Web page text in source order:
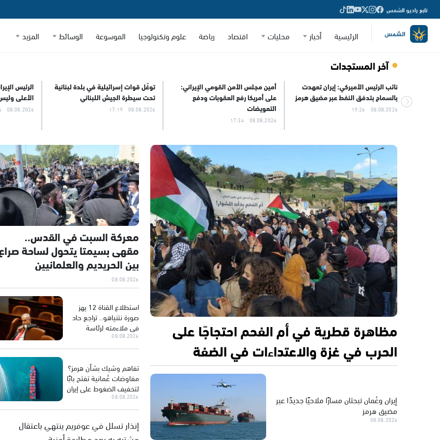
تابع راديو الشمس
الرئيسية أخبار محليات اقتصاد رياضة علوم وتكنولوجيا الموسوعة الوسائط المزيد
آخر المستجدات
نائب الرئيس الأميركي: إيران تعهدت
بالسماح بتدفق النفط عبر مضيق هرمز
08.08.2026 19:26
أمين مجلس الأمن القومي الإيراني:
على أمريكا رفع العقوبات ودفع
التعويضات
08.08.2026 17:34
توغّل قوات إسرائيلية في بلدة لبنانية
تحت سيطرة الجيش اللبناني
08.08.2026 17:19
الرئيس
الأعلى
08.08.2026 16:44
مظاهرة قطرية في أم الفحم احتجاجًا على
الحرب في غزة والاعتداءات في الضفة
إيران وعُمان تبحثان مسارًا ملاحيًا جديدًا عبر
مضيق هرمز
08.08.2026
معركة السبت في القدس..
مقهى بسيمتا يتحول لساحة
بين الحريديم والعلمانيين
08.08.2026
استطلاع القناة 12 يهز
صورة نتنياهو.. تراجع حاد
في ملاءمته لرئاسة
الحكومة
08.08.2026
تفاهم وشيك بشأن هرمز؟
مفاوضات عُمانية تفتح بابًا
لتخفيف الضغوط على إيران
08.08.2026
إنذار تسلل في عوفريم ينتهي باعتقال